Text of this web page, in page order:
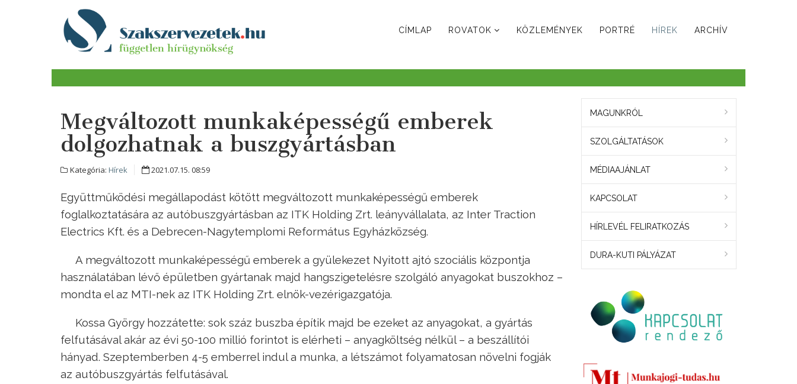
CÍMLAP ROVATOK KÖZLEMÉNYEK PORTRÉ HÍREK ARCHÍV
Megváltozott munkaképességű emberek
dolgozhatnak a buszgyártásban
Kategória: Hírek 2021.07.15. 08:59
Együttműködési megállapodást kötött megváltozott munkaképességű emberek
foglalkoztatására az autóbuszgyártásban az ITK Holding Zrt. leányvállalata, az Inter Traction
Electrics Kft. és a Debrecen-Nagytemplomi Református Egyházközség.
A megváltozott munkaképességű emberek a gyülekezet Nyitott ajtó szociális központja
használatában lévő épületben gyártanak majd hangszigetelésre szolgáló anyagokat buszokhoz –
mondta el az MTI-nek az ITK Holding Zrt. elnök-vezérigazgatója.
Kossa György hozzátette: sok száz buszba építik majd be ezeket az anyagokat, a gyártás
felfutásával akár az évi 50-100 millió forintot is elérheti – anyagköltség nélkül – a beszállítói
hányad. Szeptemberben 4-5 emberrel indul a munka, a létszámot folyamatosan növelni fogják
az autóbuszgyártás felfutásával.
MAGUNKRÓL
SZOLGÁLTATÁSOK
MÉDIAAJÁNLAT
KAPCSOLAT
HÍRLEVÉL FELIRATKOZÁS
DURA-KUTI PÁLYÁZAT